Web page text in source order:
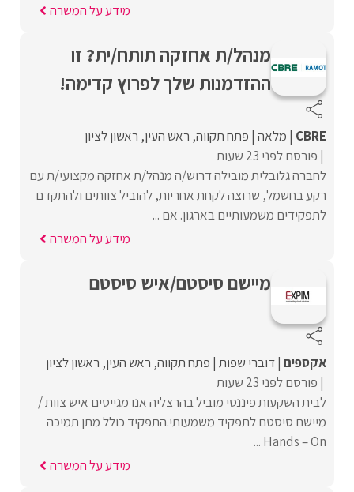
מידע על המשרה
מנהל/ת אחזקה תותח/ית? זו
ההזדמנות שלך לפרוץ קדימה!
CBRE מלאה פתח תקווה ראש העין ראשון לציון
פורסם לפני 23 שעות
לחברה גלובלית מובילה דרוש/ה מנהל/ת אחזקה מקצועי/ת עם
רקע בחשמל, שרוצה לקחת אחריות, להוביל צוותים ולהתקדם
לתפקידים משמעותיים בארגון. אם ...
מידע על המשרה
מיישם סיסטם/איש סיסטם
אקספים דוברי שפות פתח תקווה ראש העין ראשון לציון
פורסם לפני 23 שעות
לבית השקעות פיננסי מוביל בהרצליה אנו מגייסים איש צוות /
מיישם סיסטם לתפקיד משמעותי.התפקיד כולל מתן תמיכה
Hands – On ...
מידע על המשרה